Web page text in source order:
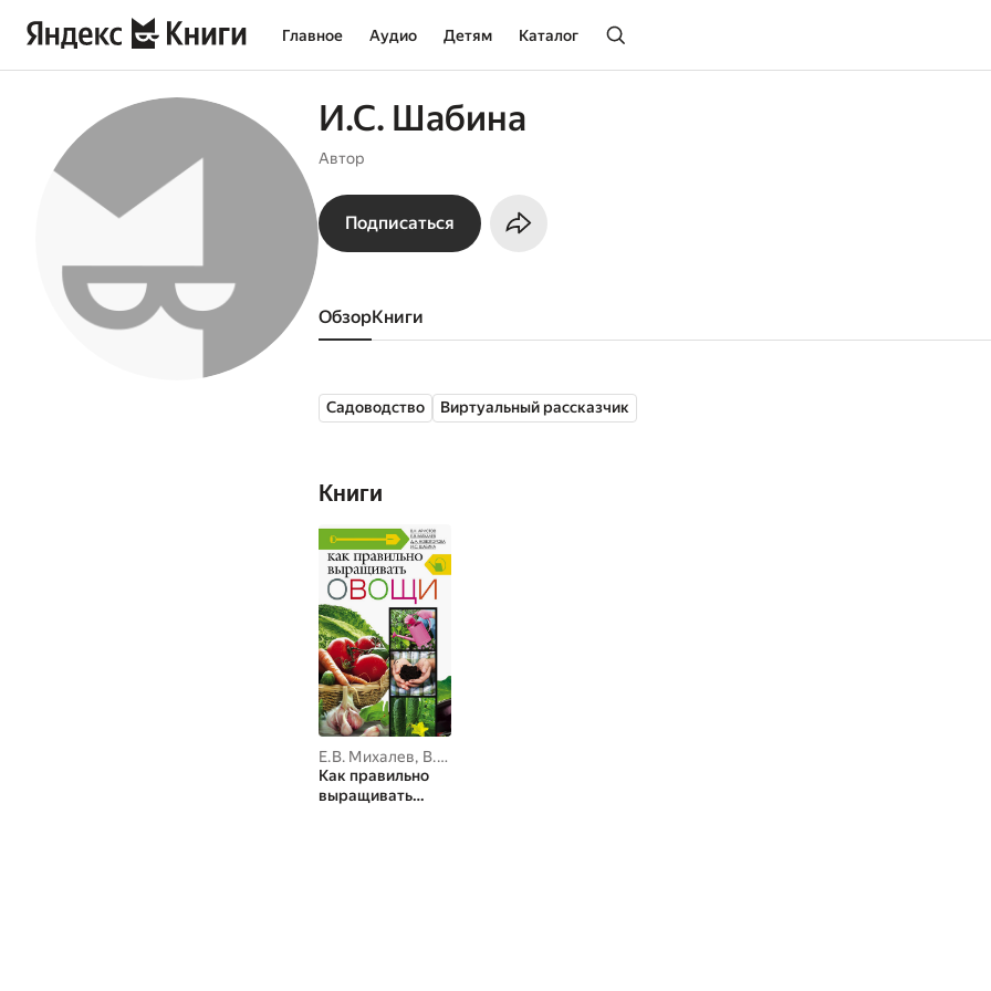
Главное Аудио Детям Каталог
И.С. Шабина
Автор
Подписаться
Обзор книги
Садоводство Виртуальный рассказчик
Книги
Е.В. Михалев, В.Н. Аристов
Как правильно
выращивать